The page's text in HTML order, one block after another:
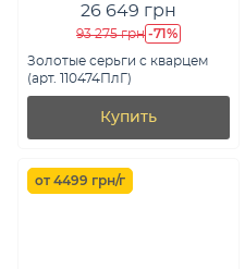
26 649 грн
93 275 грн -71%
Золотые серьги с кварцем
(арт. 110474ПлГ)
Купить
от 4499 грн/г